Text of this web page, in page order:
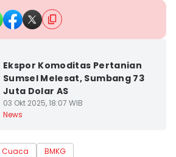
Ekspor Komoditas Pertanian
Sumsel Melesat, Sumbang 73
Juta Dolar AS
03 Okt 2025, 18:07 WIB
News
Cuaca BMKG